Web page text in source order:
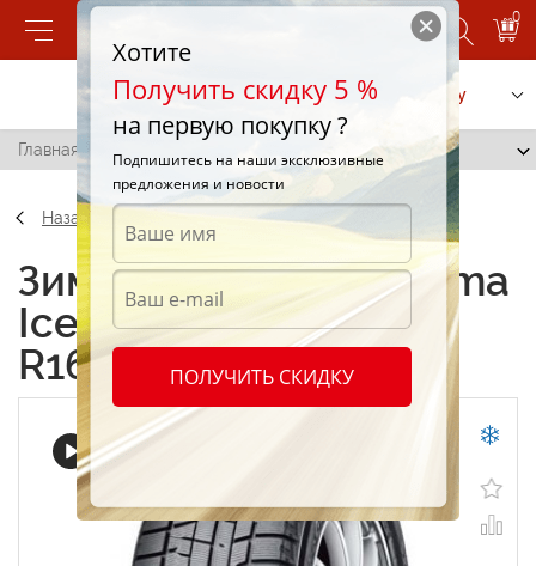
0
Позвонить Заказать услугу
Главная / Yokohama IceGuard IG50 225/55 R16 99Q
Назад
Зимние шины Yokohama
IceGuard IG50 225/55
R16 99Q
Хотите
Получить скидку 5 %
на первую покупку ?
Подпишитесь на наши эксклюзивные
предложения и новости
ПОЛУЧИТЬ СКИДКУ